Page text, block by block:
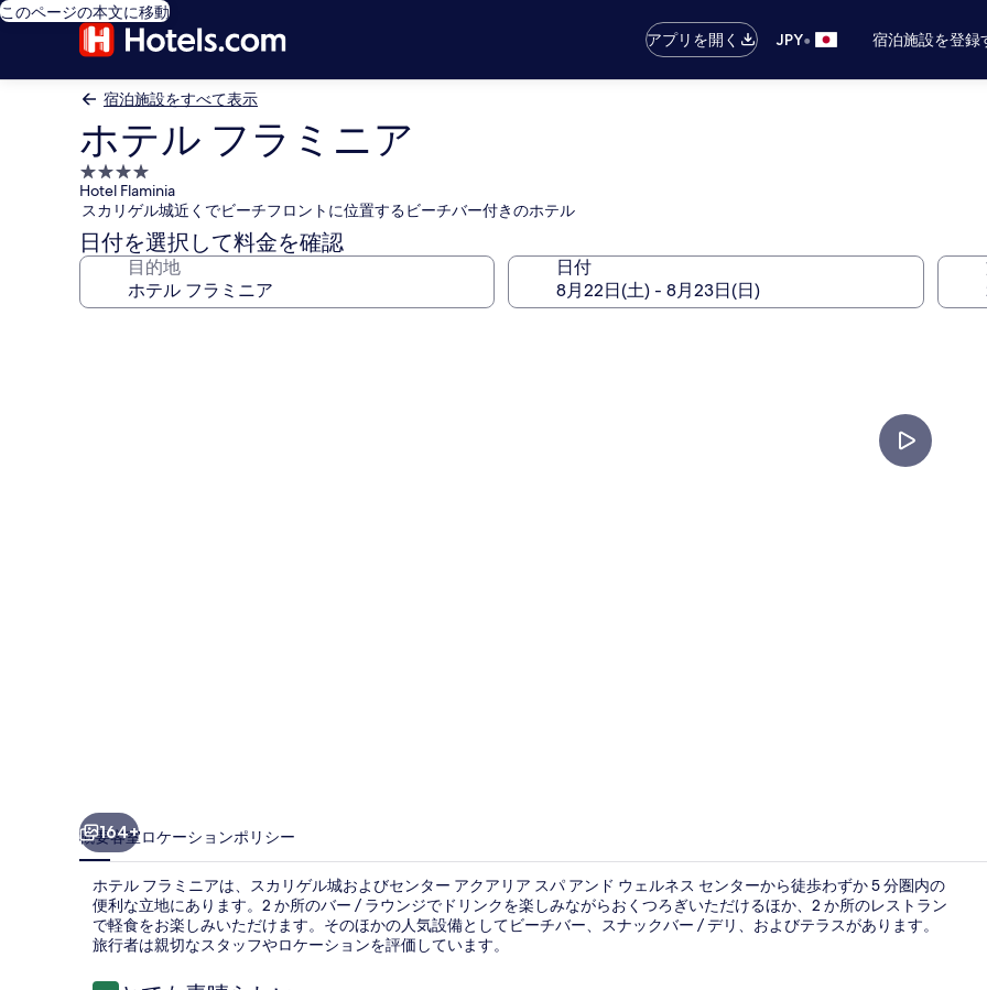
このページの本文に移動
アプリを開く
JPY• 宿泊施設を登録
宿泊施設をすべて表示
ホテル フラミニア
4.0
つ
星
宿
泊
Hotel Flaminia
スカリゲル城近くでビーチフロントに位置するビーチバー付きのホテル
日付を選択して料金を確認
目的地 日付
リ
ー
164+
概要客室ロケーションポリシー
ホテル フラミニアは、スカリゲル城およびセンター アクアリア スパ アンド ウェルネス センターから徒歩わずか 5 分圏内の
便利な立地にあります。2 か所のバー / ラウンジでドリンクを楽しみながらおくつろぎいただけるほか、2 か所のレストラン
で軽食をお楽しみいただけます。そのほかの人気設備としてビーチバー、スナックバー / デリ、およびテラスがあります。
旅行者は親切なスタッフやロケーションを評価しています。